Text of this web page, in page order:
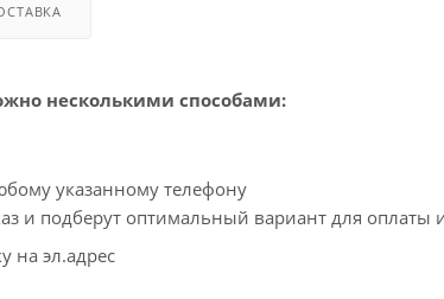
несколькими способами:
указанному телефону
и подберут оптимальный вариант для оплаты
на эл.адрес